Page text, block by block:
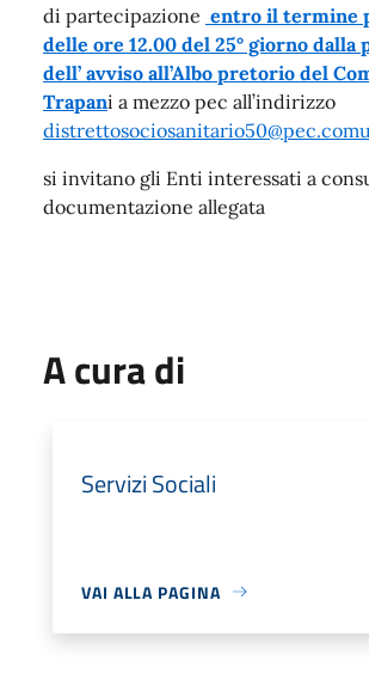
di partecipazione entro il termine
delle ore 12.00 del 25° giorno dalla
dell’ avviso all’Albo pretorio del
Trapani a mezzo pec all’indirizzo
si invitano gli Enti interessati a
documentazione allegata
A cura di
Servizi Sociali
VAI ALLA PAGINA